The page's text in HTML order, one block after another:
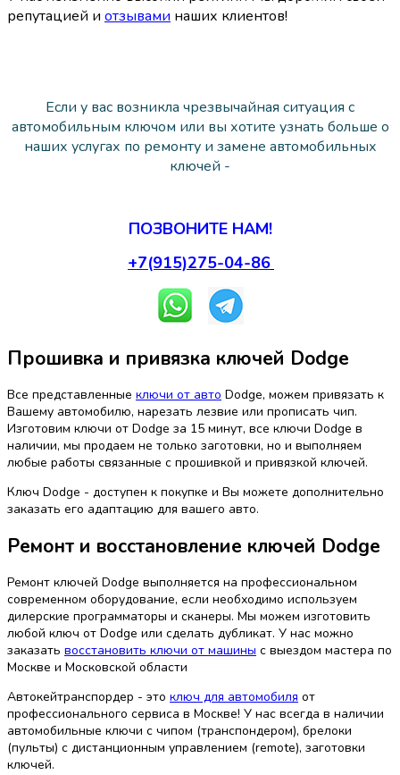
репутацией и отзывами наших клиентов!
Если у вас возникла чрезвычайная ситуация с
автомобильным ключом или вы хотите узнать больше о
наших услугах по ремонту и замене автомобильных
ключей -
ПОЗВОНИТЕ НАМ!
+7(915)275-04-86
Прошивка и привязка ключей Dodge
Все представленные ключи от авто Dodge, можем привязать к
Вашему автомобилю, нарезать лезвие или прописать чип.
Изготовим ключи от Dodge за 15 минут, все ключи Dodge в
наличии, мы продаем не только заготовки, но и выполняем
любые работы связанные с прошивкой и привязкой ключей.
Ключ Dodge - доступен к покупке и Вы можете дополнительно
заказать его адаптацию для вашего авто.
Ремонт и восстановление ключей Dodge
Ремонт ключей Dodge выполняется на профессиональном
современном оборудование, если необходимо используем
дилерские программаторы и сканеры. Мы можем изготовить
любой ключ от Dodge или сделать дубликат. У нас можно
заказать восстановить ключи от машины с выездом мастера по
Москве и Московской области
Автокейтранспордер - это ключ для автомобиля от
профессионального сервиса в Москве! У нас всегда в наличии
автомобильные ключи с чипом (транспондером), брелоки
(пульты) с дистанционным управлением (remote), заготовки
ключей.